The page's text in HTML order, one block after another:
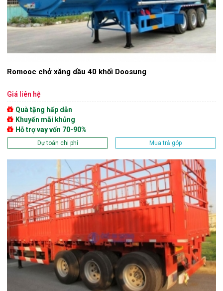
Romooc chở xăng dầu 40 khối Doosung
Giá liên hệ
Quà tặng hấp dẫn
Khuyến mãi khủng
Hỗ trợ vay vốn 70-90%
Dự toán chi phí Mua trả góp